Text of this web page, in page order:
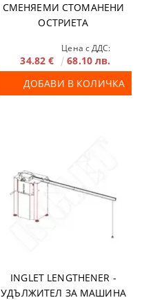
СМЕНЯЕМИ СТОМАНЕНИ
ОСТРИЕТА
Цена с ДДС:
34.82 €
68.10 лв.
ДОБАВИ В КОЛИЧКА
INGLET LENGTHENER -
УДЪЛЖИТЕЛ ЗА МАШИНА